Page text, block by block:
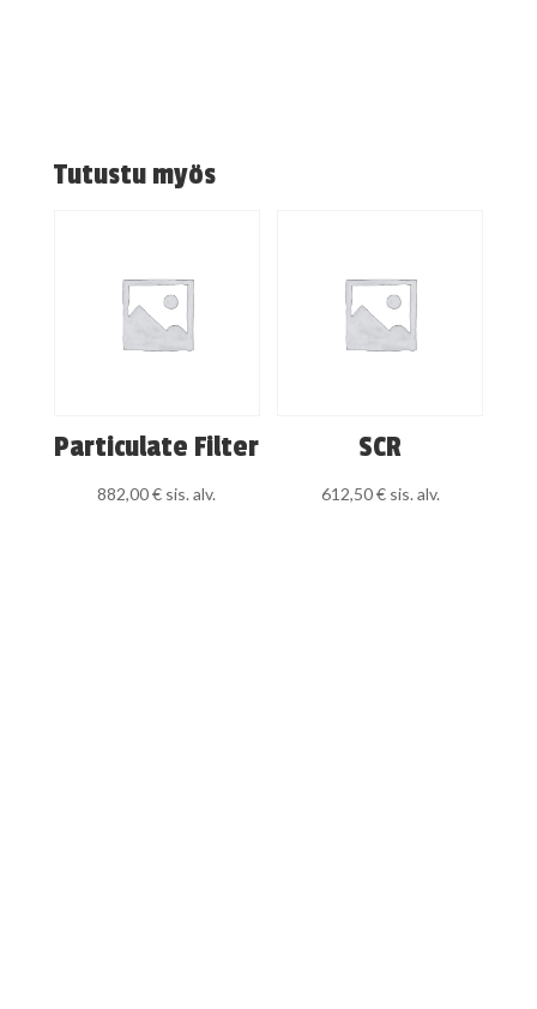
Tutustu myös
Particulate Filter
882,00€ sis. alv.
SCR
612,50€ sis. alv.